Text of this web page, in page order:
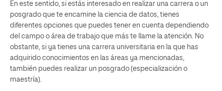
En este sentido, si estás interesado en realizar una carrera o un
posgrado que te encamine la ciencia de datos, tienes
diferentes opciones que puedes tener en cuenta dependiendo
del campo o área de trabajo que más te llame la atención. No
obstante, si ya tienes una carrera universitaria en la que has
adquirido conocimientos en las áreas ya mencionadas,
también puedes realizar un posgrado (especialización o
maestría).